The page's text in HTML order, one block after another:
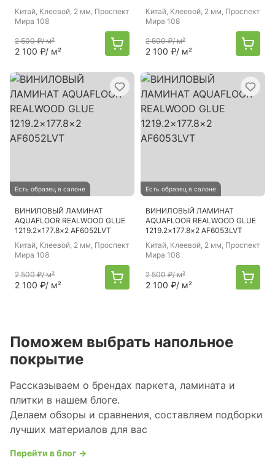
Китай, Клеевой, 2 мм, Проспект
Мира 108
2 500 ₽/ м²
2 100 ₽/ м²
Китай, Клеевой, 2 мм, Проспект
Мира 108
2 500 ₽/ м²
2 100 ₽/ м²
Есть образец в салоне
ВИНИЛОВЫЙ ЛАМИНАТ
AQUAFLOOR REALWOOD GLUE
1219.2×177.8×2 AF6052LVT
Китай, Клеевой, 2 мм, Проспект
Мира 108
2 500 ₽/ м²
2 100 ₽/ м²
Есть образец в салоне
ВИНИЛОВЫЙ ЛАМИНАТ
AQUAFLOOR REALWOOD GLUE
1219.2×177.8×2 AF6053LVT
Китай, Клеевой, 2 мм, Проспект
Мира 108
2 500 ₽/ м²
2 100 ₽/ м²
Поможем выбрать напольное
покрытие
Рассказываем о брендах паркета, ламината и
плитки в нашем блоге.
Делаем обзоры и сравнения, составляем подборки
лучших материалов для вас
Перейти в блог →